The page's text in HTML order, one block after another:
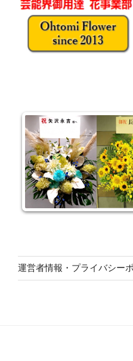
運営者情報・プライバシー